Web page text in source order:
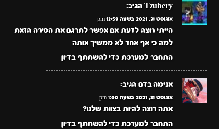
Tzubery הגיב:
אוגוסט 31, 2021 בשעה 12:59 pm
הייתי רוצה לדעת אם אפשר לתרגם את הסירה הזאת
למה כי אף אחד לא ממשיך אותה
התחבר למערכת כדי להשתתף בדיון
אנימה בדם הגיב:
אוגוסט 31, 2021 בשעה 1:00 pm
אתה רוצה להיות בצוות שלנו?
התחבר למערכת כדי להשתתף בדיון